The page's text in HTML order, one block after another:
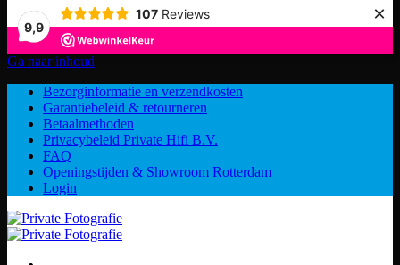
9,9
107 Reviews ×
Ga naar inhoud
Bezorginformatie en verzendkosten
Garantiebeleid & retourneren
Betaalmethoden
Privacybeleid Private Hifi B.V.
FAQ
Openingstijden & Showroom Rotterdam
Login